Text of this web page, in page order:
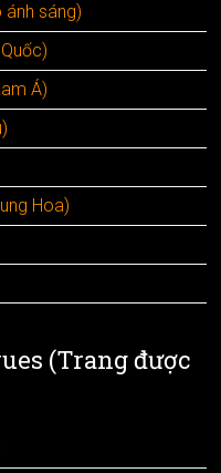
ánh sáng)
Á)
Hoa)
(Trang được